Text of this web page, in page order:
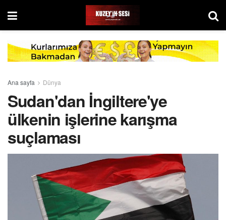
Ana sayfa Dünya
Sudan'dan İngiltere'ye
ülkenin işlerine karışma
suçlaması